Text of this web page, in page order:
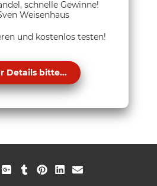
schnelle Gewinne!
Weisenhaus
und kostenlos testen!
Details bitte...